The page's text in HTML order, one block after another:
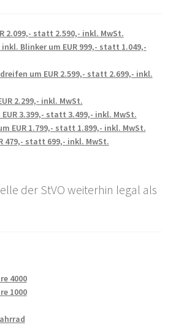
2.099,- statt 2.590,- inkl. MwSt.
Blinker um EUR 999,- statt 1.049,-
um EUR 2.599,- statt 2.699,- inkl.
2.299,- inkl. MwSt.
3.399,- statt 3.499,- inkl. MwSt.
EUR 1.799,- statt 1.899,- inkl. MwSt.
479,- statt 699,- inkl. MwSt.
der StVO weiterhin legal als
4000
1000